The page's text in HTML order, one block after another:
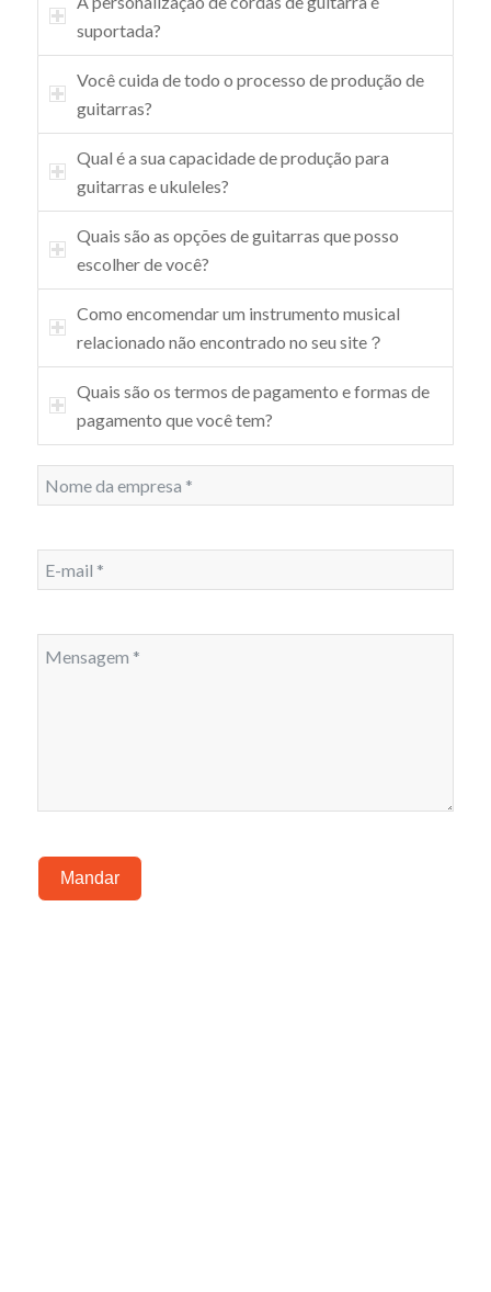
suportada?
Você cuida de todo o processo de produção de
guitarras?
Qual é a sua capacidade de produção para
guitarras e ukuleles?
Quais são as opções de guitarras que posso
escolher de você?
Como encomendar um instrumento musical
relacionado não encontrado no seu site？
Quais são os termos de pagamento e formas de
pagamento que você tem?
Mandar